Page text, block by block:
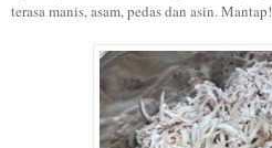
terasa manis, asam, pedas dan asin. Mantap!